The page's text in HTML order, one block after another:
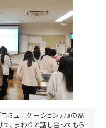
ミュニケーション力』の高
、まわりと話し合ってもら